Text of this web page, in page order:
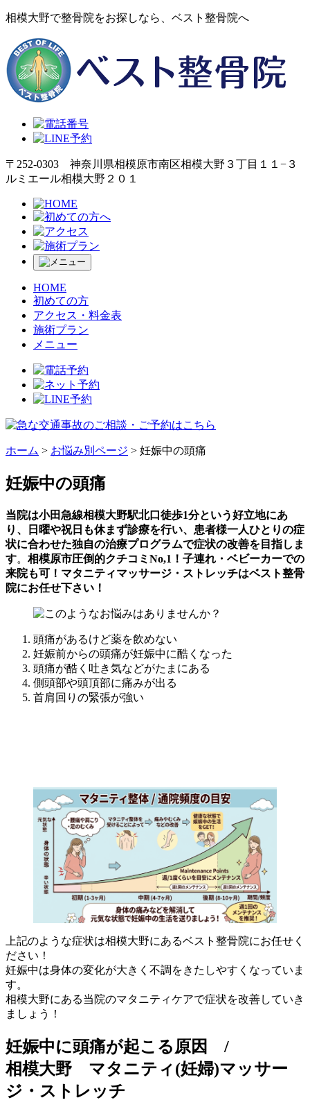
相模大野で整骨院をお探しなら、ベスト整骨院へ
〒252-0303 神奈川県相模原市南区相模大野３丁目１１−３
ルミエール相模大野２０１
HOME
初めての方
アクセス・料金表
施術プラン
メニュー
ホーム > お悩み別ページ > 妊娠中の頭痛
妊娠中の頭痛
当院は小田急線相模大野駅北口徒歩1分という好立地にあ
り、日曜や祝日も休まず診療を行い、患者様一人ひとりの症
状に合わせた独自の治療プログラムで症状の改善を目指しま
す。 相模原市圧倒的クチコミNo,1！子連れ・ベビーカーでの
来院も可！マタニティマッサージ・ストレッチはベスト整骨
院にお任せ下さい！
頭痛があるけど薬を飲めない
妊娠前からの頭痛が妊娠中に酷くなった
頭痛が酷く吐き気などがたまにある
側頭部や頭頂部に痛みが出る
首肩回りの緊張が強い
上記のような症状は相模大野にあるベスト整骨院にお任せく
ださい！
妊娠中は身体の変化が大きく不調をきたしやすくなっていま
す。
相模大野にある当院のマタニティケアで症状を改善していき
ましょう！
妊娠中に頭痛が起こる原因 /
相模大野 マタニティ(妊婦)マッサー
ジ・ストレッチ